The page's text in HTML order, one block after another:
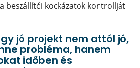
beszállítói kockázatok kontrollját
jó projekt nem attól jó,
probléma, hanem
időben és